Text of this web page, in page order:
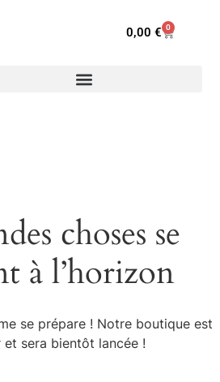
0,00 € 0
choses se
à l’horizon
se prépare ! Notre boutique est
et sera bientôt lancée !